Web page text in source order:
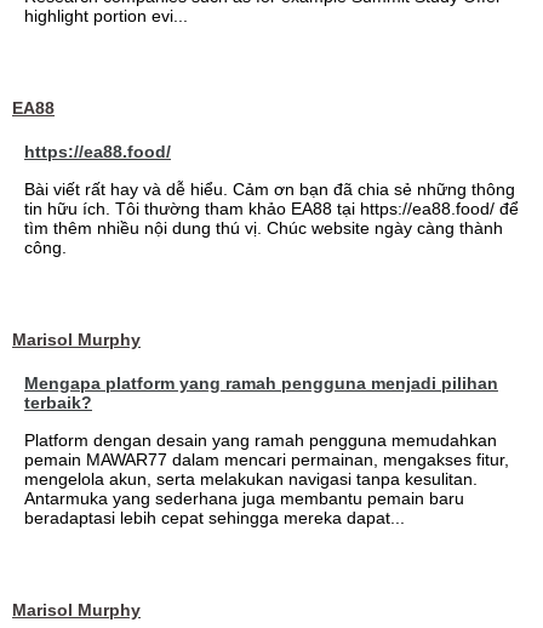
highlight portion evi...
EA88
https://ea88.food/
Bài viết rất hay và dễ hiểu. Cảm ơn bạn đã chia sẻ những thông
tin hữu ích. Tôi thường tham khảo EA88 tại https://ea88.food/ để
tìm thêm nhiều nội dung thú vị. Chúc website ngày càng thành
công.
Marisol Murphy
Mengapa platform yang ramah pengguna menjadi pilihan
terbaik?
Platform dengan desain yang ramah pengguna memudahkan
pemain MAWAR77 dalam mencari permainan, mengakses fitur,
mengelola akun, serta melakukan navigasi tanpa kesulitan.
Antarmuka yang sederhana juga membantu pemain baru
beradaptasi lebih cepat sehingga mereka dapat...
Marisol Murphy